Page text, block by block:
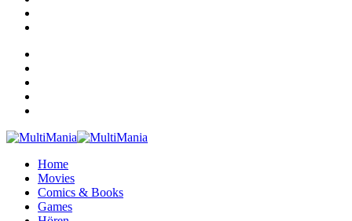
Home
Movies
Comics & Books
Games